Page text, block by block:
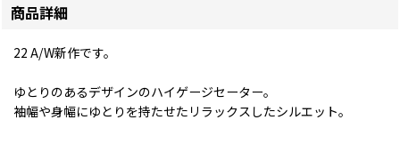
商品詳細
22 A/W新作です。
ゆとりのあるデザインのハイゲージセーター。
袖幅や身幅にゆとりを持たせたリラックスしたシルエット。